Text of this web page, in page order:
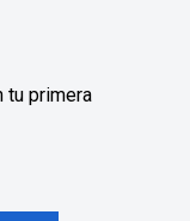
tu primera